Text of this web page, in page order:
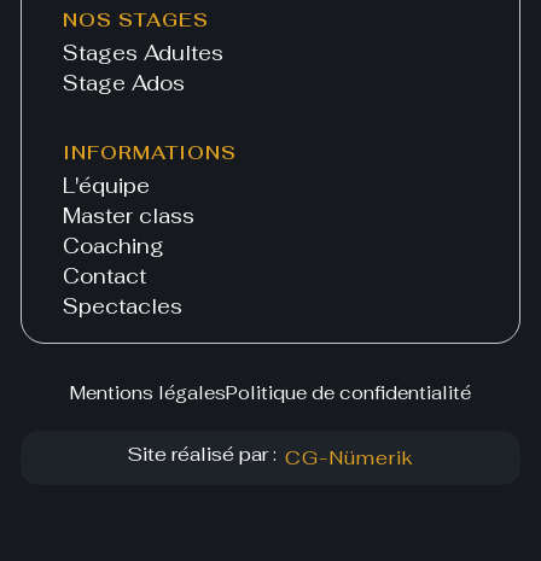
NOS STAGES
Stages Adultes
Stage Ados
INFORMATIONS
L'équipe
Master class
Coaching
Contact
Spectacles
Mentions légalesPolitique de confidentialité
Site réalisé par : CG-Nümerik